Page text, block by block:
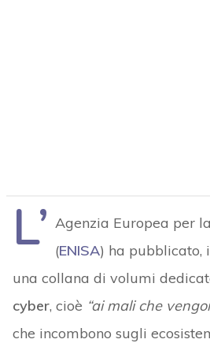
L’ Agenzia Europea per
(ENISA) ha pubblicato,
una collana di volumi
cyber, cioè “ai mali che
che incombono sugli